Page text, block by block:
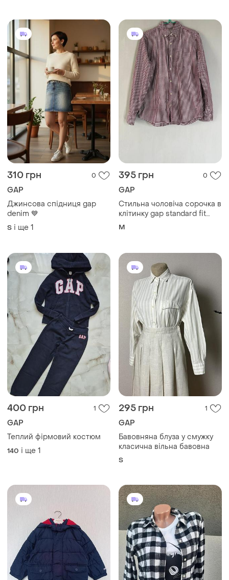
310 грн 0
GAP
Джинсова спідниця gap
denim 💙
S і ще 1
395 грн 0
GAP
Стильна чоловіча сорочка в
клітинку gap standard fit
(розмір m)
M
400 грн 1
GAP
Теплий фірмовий костюм
140 і ще 1
295 грн 1
GAP
Бавовняна блуза у смужку
класична вільна бавовна
S